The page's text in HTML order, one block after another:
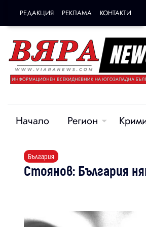
РЕДАКЦИЯ РЕКЛАМА КОНТАКТИ
Начало Регион
България
Стоянов: България